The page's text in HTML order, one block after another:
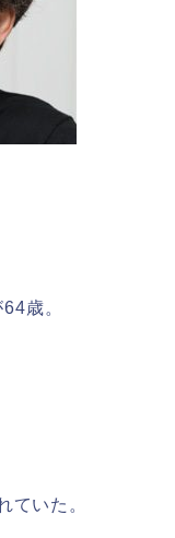
歳。
ていた。